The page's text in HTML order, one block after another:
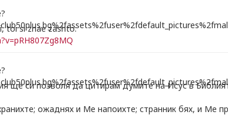
toi si znae zashto:
ще си позволя да цитирам думите на Исус в
ожаднях и Ме напоихте; странник бях, и Ме